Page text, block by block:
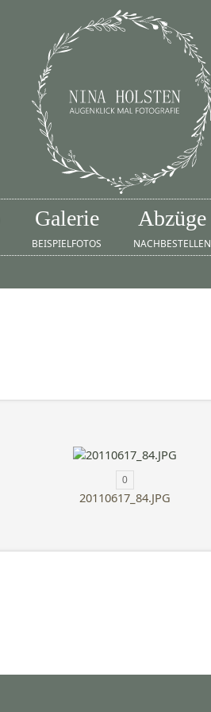
Galerie
BEISPIELFOTOS
Abzüge
NACHBESTELLEN
0
20110617_84.JPG